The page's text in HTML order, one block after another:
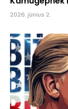
2026. június 2.